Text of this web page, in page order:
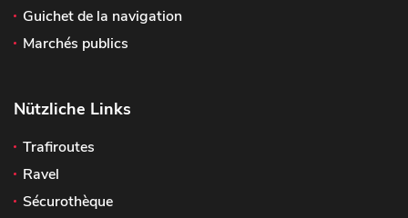
Guichet de la navigation
Marchés publics
Nützliche Links
Trafiroutes
Ravel
Sécurothèque